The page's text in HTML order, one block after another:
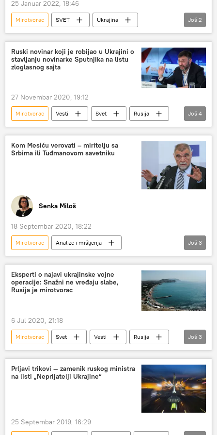
25 Januar 2022, 18:46
Mirotvorac SVET
Ukrajina
Zoran Milanović
Hrvatska
Još 2
Ruski novinar koji je robijao u Ukrajini o
stavljanju novinarke Sputnjika na listu
zloglasnog sajta
27 Novembar 2020, 19:12
Mirotvorac Vesti Svet
Rusija
portal
Sputnjik
Kiril Višinski
Ukrajina
Još 4
Kom Mesiću verovati – miritelju sa
Srbima ili Tuđmanovom savetniku
Senka Miloš
18 Septembar 2020, 18:22
Mirotvorac
Analize i mišljenja
Stjepan Mesić
žrtve
licemerje
Milan Gulić
Još 3
Eksperti o najavi ukrajinske vojne
operacije: Snažni ne vređaju slabe,
Rusija je mirotvorac
6 Jul 2020, 21:18
Mirotvorac Svet Vesti
Rusija
vojne operacije
agresor Ukrajina
Još 3
Prljavi trikovi — zamenik ruskog ministra
na listi „Neprijatelji Ukrajine“
25 Septembar 2019, 16:29